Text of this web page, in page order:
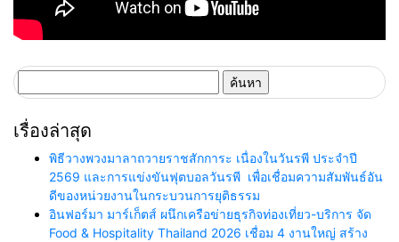
สำหรับ:
เรื่องล่าสุด
พิธีวางพวงมาลาถวายราชสักการะ เนื่องในวันรพี ประจำปี
2569 และการแข่งขันฟุตบอลวันรพี เพื่อเชื่อมความสัมพันธ์อัน
ดีของหน่วยงานในกระบวนการยุติธรรม
อินฟอร์มา มาร์เก็ตส์ ผนึกเครือข่ายธุรกิจท่องเที่ยว-บริการ จัด
Food & Hospitality Thailand 2026 เชื่อม 4 งานใหญ่ สร้าง